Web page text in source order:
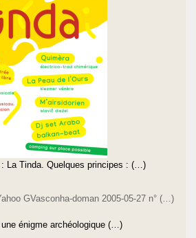
: La Tinda. Quelques principes : (…)
GVasconha-doman 2005-05-27 n° (…)
énigme archéologique (…)